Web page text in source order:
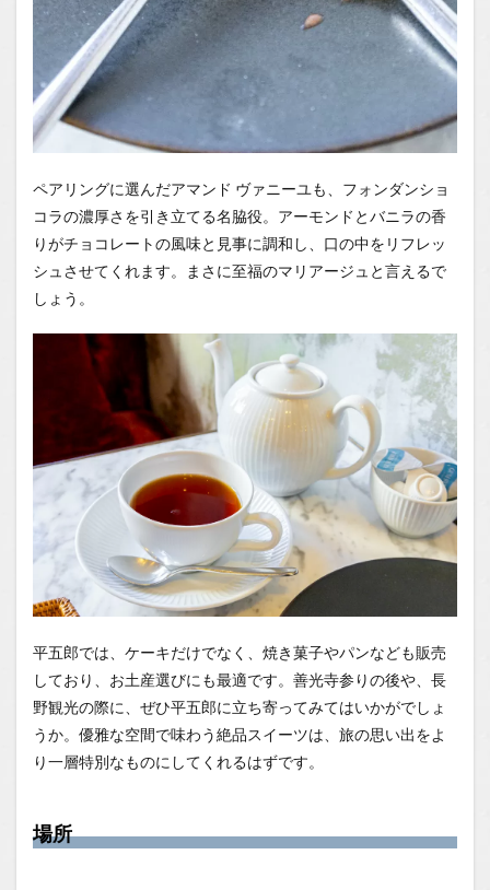
ペアリングに選んだアマンド ヴァニーユも、フォンダンショ
コラの濃厚さを引き立てる名脇役。アーモンドとバニラの香
りがチョコレートの風味と見事に調和し、口の中をリフレッ
シュさせてくれます。まさに至福のマリアージュと言えるで
しょう。
平五郎では、ケーキだけでなく、焼き菓子やパンなども販売
しており、お土産選びにも最適です。善光寺参りの後や、長
野観光の際に、ぜひ平五郎に立ち寄ってみてはいかがでしょ
うか。優雅な空間で味わう絶品スイーツは、旅の思い出をよ
り一層特別なものにしてくれるはずです。
場所